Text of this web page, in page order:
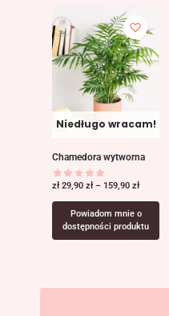
Niedługo wracam!
Chamedora wytworna
zł 29,90 zł – 159,90 zł
Powiadom mnie o
dostępności produktu